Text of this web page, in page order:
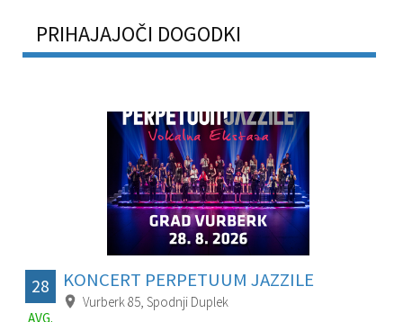
PRIHAJAJOČI DOGODKI
28
AVG.
KONCERT PERPETUUM JAZZILE
Vurberk 85, Spodnji Duplek